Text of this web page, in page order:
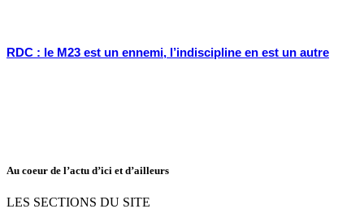
RDC : le M23 est un ennemi, l’indiscipline en est un autre
Au coeur de l’actu d’ici et d’ailleurs
LES SECTIONS DU SITE